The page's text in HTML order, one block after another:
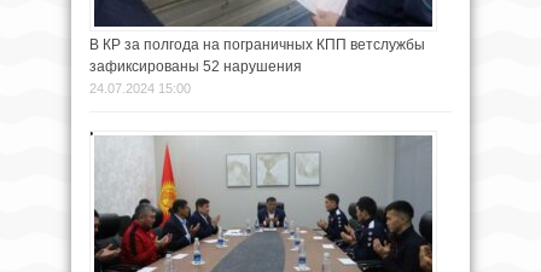
В КР за полгода на пограничных КПП ветслужбы
зафиксированы 52 нарушения
24.07.2024 15:00